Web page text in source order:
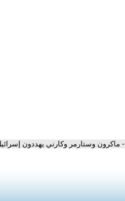
- ماكرون وستارمر وكارني يهددون